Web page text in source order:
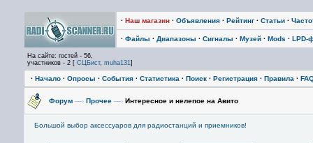
· Наш магазин · Объявления · Рейтинг · Статьи ·
· Файлы · Диапазоны · Сигналы · Музей · Mods · LPD-
На сайте: гостей - 56,
участников - 2 [ СЦБист, muha131]
· Начало · Опросы · События · Статистика · Поиск · Регистрация · Правила ·
Форум —› Прочее —› Интересное и нелепое на Авито
Большой выбор аксессуаров для радиостанций и приемников!